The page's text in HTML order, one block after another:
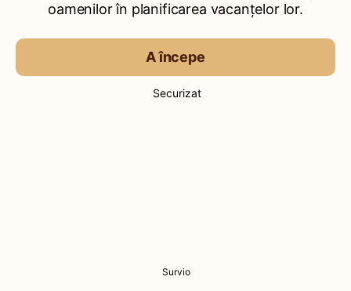
oamenilor în planificarea vacanțelor lor.
A începe
Securizat
Survio